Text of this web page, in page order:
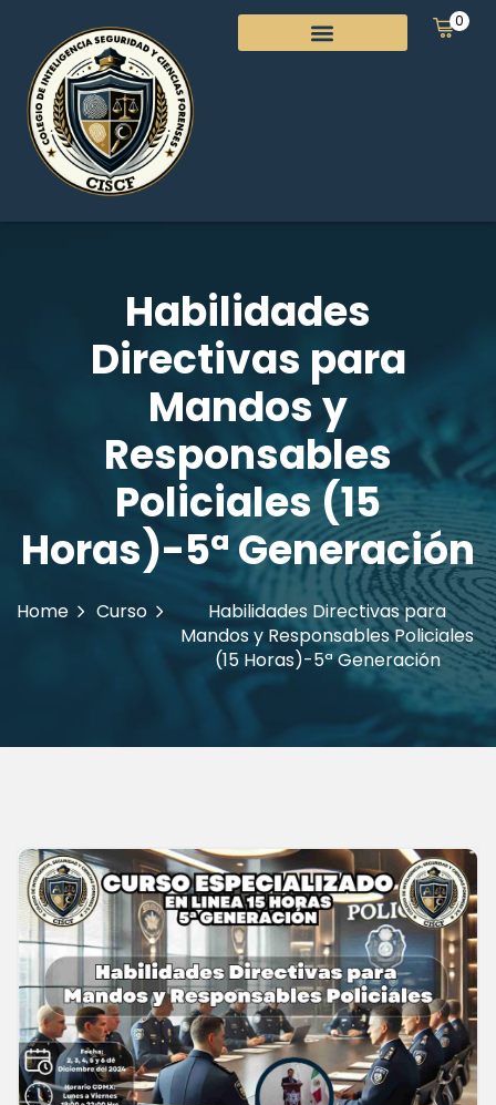
0
Habilidades
Directivas para
Mandos y
Responsables
Policiales (15
Horas)-5ª Generación
Home Curso
Habilidades Directivas para
Mandos y Responsables Policiales
(15 Horas)-5ª Generación